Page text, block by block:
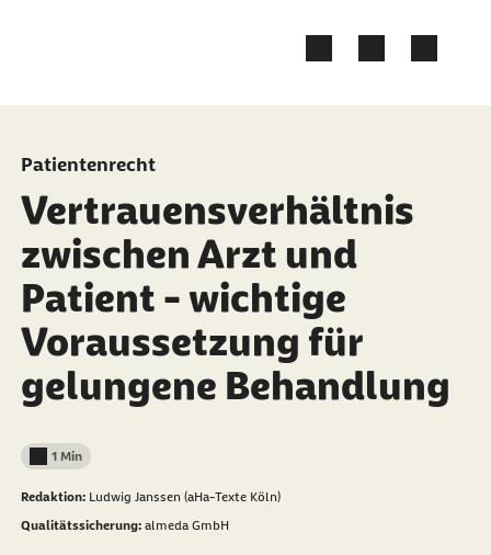
Patientenrecht
Vertrauensverhältnis
zwischen Arzt und
Patient - wichtige
Voraussetzung für
gelungene Behandlung
Lesedauer weniger als
1 Min
Redaktion: Ludwig Janssen (aHa-Texte Köln)
Qualitätssicherung: almeda GmbH